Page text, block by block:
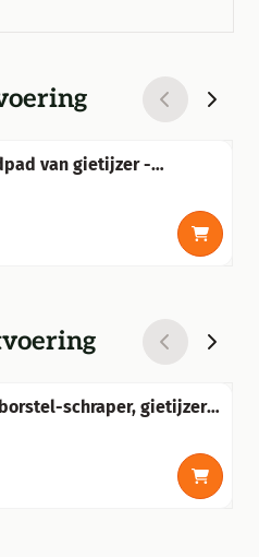
van gietijzer -
schraper, gietijzer